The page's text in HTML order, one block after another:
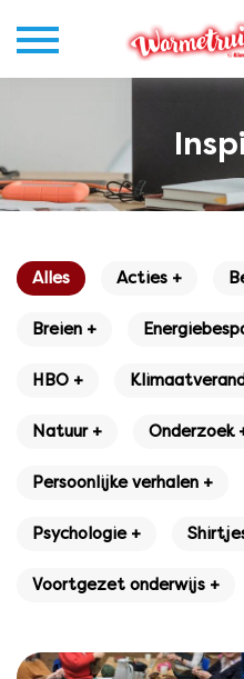
Alles Acties +
Breien +
HBO +
Natuur + Onderzoek
Persoonlijke verhalen +
Psychologie +
Voortgezet onderwijs +